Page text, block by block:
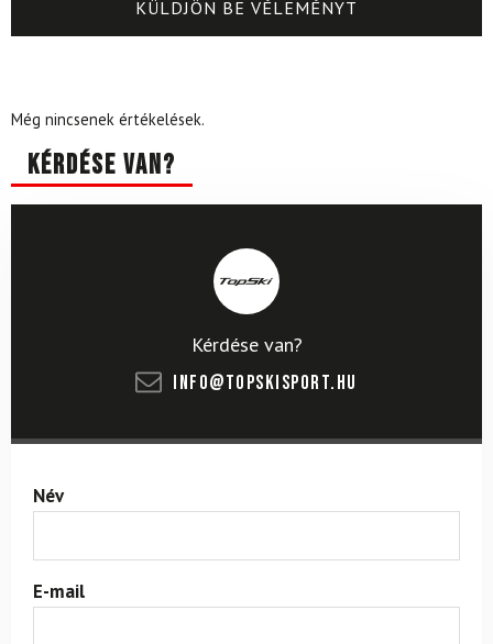
Még nincsenek értékelések.
Kérdése van?
Kérdése van?
info@topskisport.hu
Név
E-mail